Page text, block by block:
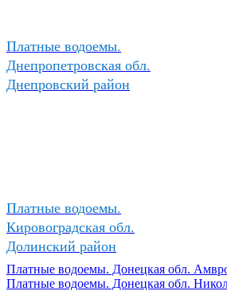
Платные водоемы.
Днепропетровская обл.
Днепровский район
Платные водоемы.
Кировоградская обл.
Долинский район
Платные водоемы. Донецкая обл.
Платные водоемы. Донецкая обл.